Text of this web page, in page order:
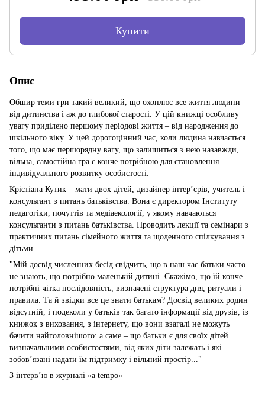
Купити
Опис
Обшир теми гри такий великий, що охоплює все життя людини –
від дитинства і аж до глибокої старості. У цій книжці особливу
увагу приділено першому періодові життя – від народження до
шкільного віку. У цей дорогоцінний час, коли людина навчається
того, що має першорядну вагу, що залишиться з нею назавжди,
вільна, самостійна гра є конче потрібною для становлення
індивідуального розвитку особистості.
Крістіана Кутик – мати двох дітей, дизайнер інтер’єрів, учитель і
консультант з питань батьківства. Вона є директором Інституту
педагогіки, почуттів та медіаекології, у якому навчаються
консультанти з питань батьківства. Проводить лекції та семінари з
практичних питань сімейного життя та щоденного спілкування з
дітьми.
"Мій досвід численних бесід свідчить, що в наш час батьки часто
не знають, що потрібно маленькій дитині. Скажімо, що їй конче
потрібні чітка послідовність, визначені структура дня, ритуали і
правила. Та й звідки все це знати батькам? Досвід великих родин
відсутній, і подеколи у батьків так багато інформації від друзів, із
книжок з виховання, з інтернету, що вони взагалі не можуть
бачити найголовнішого: а саме – що батьки є для своїх дітей
визначальними особистостями, від яких діти залежать і які
зобов’язані надати їм підтримку і вільний простір..."
З інтерв’ю в журналі «a tempo»